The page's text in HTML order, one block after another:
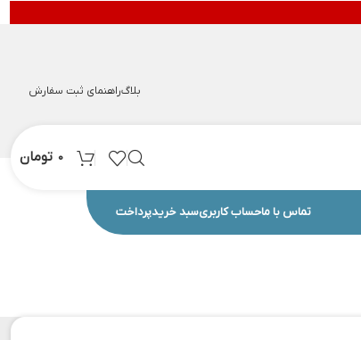
بلاگراهنمای ثبت سفارش
0 تومان
تماس با ماحساب کاربریسبد خریدپرداخت